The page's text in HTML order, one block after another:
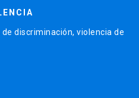
discriminación, violencia de